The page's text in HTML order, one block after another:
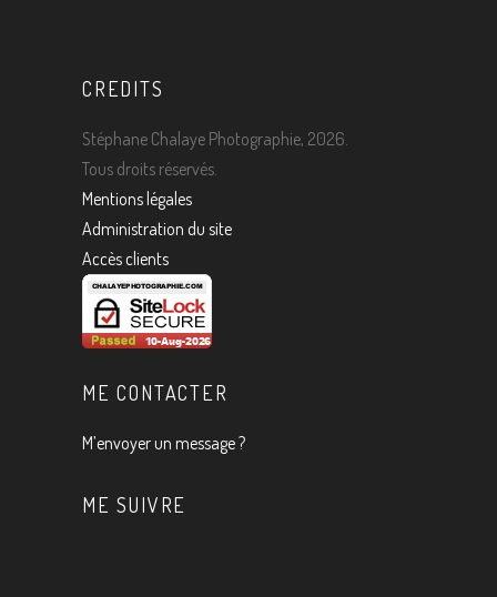
CREDITS
Stéphane Chalaye Photographie, 2026.
Tous droits réservés.
Mentions légales
Administration du site
Accès clients
ME CONTACTER
M’envoyer un message ?
ME SUIVRE